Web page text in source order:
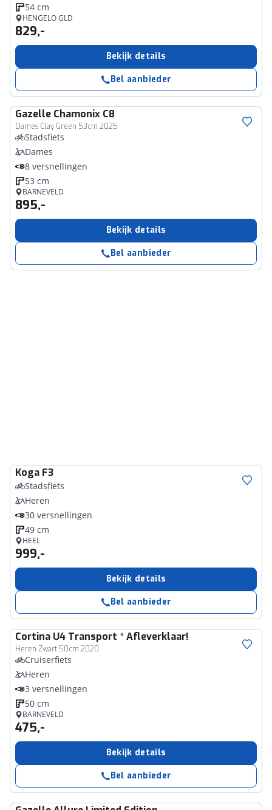
54 cm
HENGELO GLD
829,-
Bekijk details
Bel aanbieder
Gazelle Chamonix C8
Dames Clay Green 53cm 2025
Stadsfiets
Dames
8 versnellingen
53 cm
BARNEVELD
895,-
Bekijk details
Bel aanbieder
Koga F3
Stadsfiets
Heren
30 versnellingen
49 cm
HEEL
999,-
Bekijk details
Bel aanbieder
Cortina U4 Transport * Afleverklaar!
Heren Zwart 50cm 2020
Cruiserfiets
Heren
3 versnellingen
50 cm
BARNEVELD
475,-
Bekijk details
Bel aanbieder